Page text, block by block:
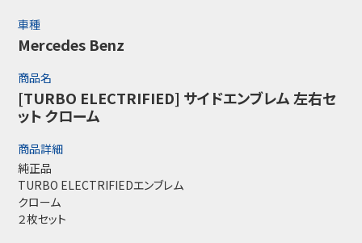
車種
Mercedes Benz
商品名
[TURBO ELECTRIFIED] サイドエンブレム 左右セ
ット クローム
商品詳細
純正品
TURBO ELECTRIFIEDエンブレム
クローム
２枚セット